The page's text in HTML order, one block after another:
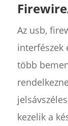
Az usb,
interfészek
több
kezelik a